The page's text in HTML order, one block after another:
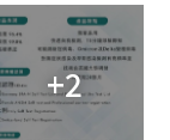
+2